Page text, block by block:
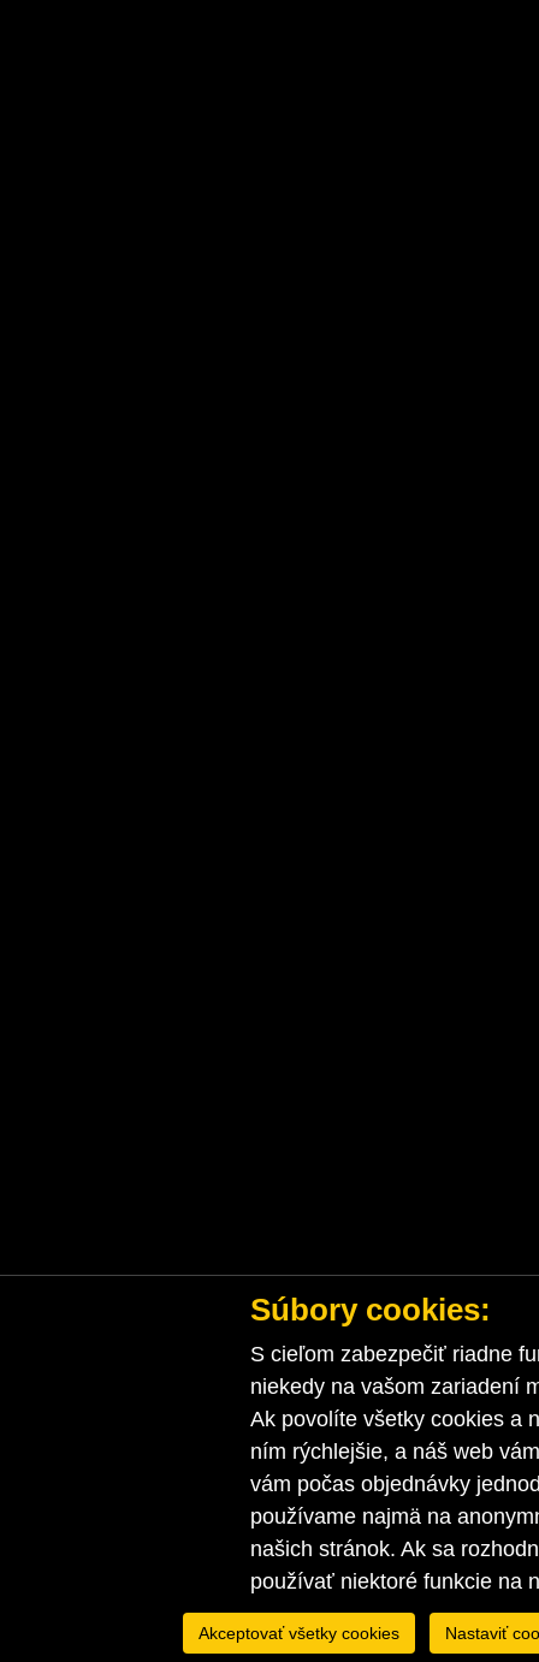
Súbory cookies:
S cieľom zabezpečiť riadne
niekedy na vašom zariadení
Ak povolíte všetky cookies a
ním rýchlejšie, a náš web
vám počas objednávky
používame najmä na
našich stránok. Ak sa
používať niektoré funkcie na
Akceptovať všetky cookies Nastaviť